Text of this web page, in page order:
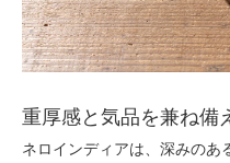
重厚感と気品を兼ね備
ネロインディアは、深みのあ